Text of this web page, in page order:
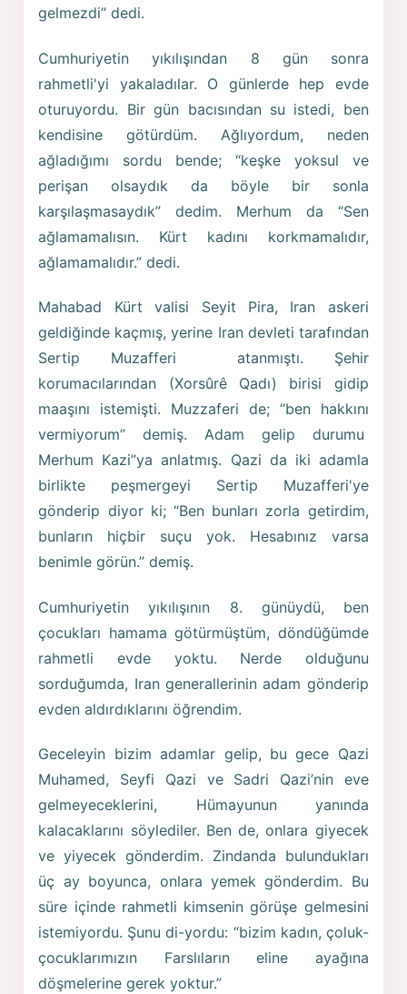
gelmezdi” dedi.
Cumhuriyetin yıkılışından 8 gün sonra
rahmetli'yi yakaladılar. O günlerde hep evde
oturuyordu. Bir gün bacısından su istedi, ben
kendisine götürdüm. Ağlıyordum, neden
ağladığımı sordu bende; “keşke yoksul ve
perişan olsaydık da böyle bir sonla
karşılaşmasaydık” dedim. Merhum da “Sen
ağlamamalısın. Kürt kadını korkmamalıdır,
ağlamamalıdır.” dedi.
Mahabad Kürt valisi Seyit Pira, Iran askeri
geldiğinde kaçmış, yerine Iran devleti tarafından
Sertip Muzafferi atanmıştı. Şehir
korumacılarından (Xorsûrê Qadı) birisi gidip
maaşını istemişti. Muzzaferi de; “ben hakkını
vermiyorum” demiş. Adam gelip durumu
Merhum Kazi”ya anlatmış. Qazi da iki adamla
birlikte peşmergeyi Sertip Muzafferi'ye
gönderip diyor ki; “Ben bunları zorla getirdim,
bunların hiçbir suçu yok. Hesabınız varsa
benimle görün.” demiş.
Cumhuriyetin yıkılışının 8. günüydü, ben
çocukları hamama götürmüştüm, döndüğümde
rahmetli evde yoktu. Nerde olduğunu
sorduğumda, Iran generallerinin adam gönderip
evden aldırdıklarını öğrendim.
Geceleyin bizim adamlar gelip, bu gece Qazi
Muhamed, Seyfi Qazi ve Sadri Qazi’nin eve
gelmeyeceklerini, Hümayunun yanında
kalacaklarını söylediler. Ben de, onlara giyecek
ve yiyecek gönderdim. Zindanda bulundukları
üç ay boyunca, onlara yemek gönderdim. Bu
süre içinde rahmetli kimsenin görüşe gelmesini
istemiyordu. Şunu di-yordu: “bizim kadın, çoluk-
çocuklarımızın Farslıların eline ayağına
döşmelerine gerek yoktur.”